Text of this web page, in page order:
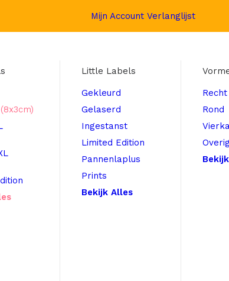
Mijn Account Verlanglijst
Little Labels
Gekleurd
Gelaserd
Ingestanst
Limited Edition
Pannenlaplus
Prints
Bekijk Alles
Recht
Rond